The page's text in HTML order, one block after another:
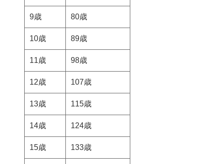
9歳 80歳
10歳 89歳
11歳 98歳
12歳 107歳
13歳 115歳
14歳 124歳
15歳 133歳